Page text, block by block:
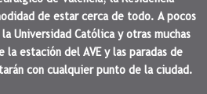
de estar cerca de todo. A pocos
Universidad Católica y otras muchas
estación del AVE y las paradas de
con cualquier punto de la ciudad.